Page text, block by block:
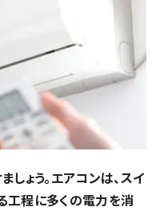
ょう。エアコンは、スイ
工程に多くの電力を消